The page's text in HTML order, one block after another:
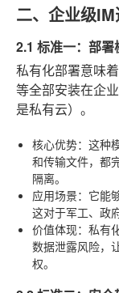
二、企业级IM
2.1 标准一：部
私有化部署意味
等全部安装在企
是私有云）。
核心优势：这种
和传输文件，都
隔离。
应用场景：它能
这对于军工、政
价值体现：私有
数据泄露风险，
权。